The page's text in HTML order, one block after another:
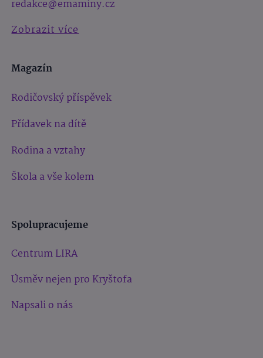
redakce@emaminy.cz
Zobrazit více
Magazín
Rodičovský příspěvek
Přídavek na dítě
Rodina a vztahy
Škola a vše kolem
Spolupracujeme
Centrum LIRA
Úsměv nejen pro Kryštofa
Napsali o nás